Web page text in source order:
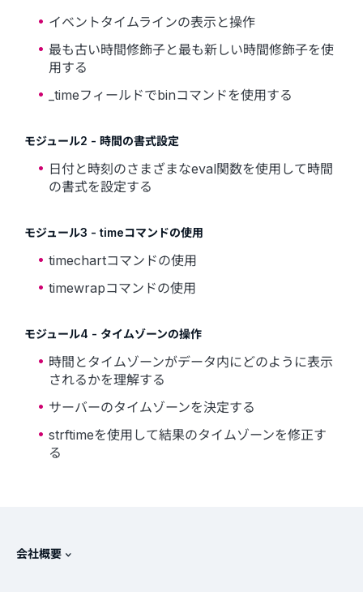
イベントタイムラインの表示と操作
最も古い時間修飾子と最も新しい時間修飾子を使
用する
_timeフィールドでbinコマンドを使用する
モジュール2 - 時間の書式設定
日付と時刻のさまざまなeval関数を使用して時間
の書式を設定する
モジュール3 - timeコマンドの使用
timechartコマンドの使用
timewrapコマンドの使用
モジュール4 - タイムゾーンの操作
時間とタイムゾーンがデータ内にどのように表示
されるかを理解する
サーバーのタイムゾーンを決定する
strftimeを使用して結果のタイムゾーンを修正す
る
会社概要